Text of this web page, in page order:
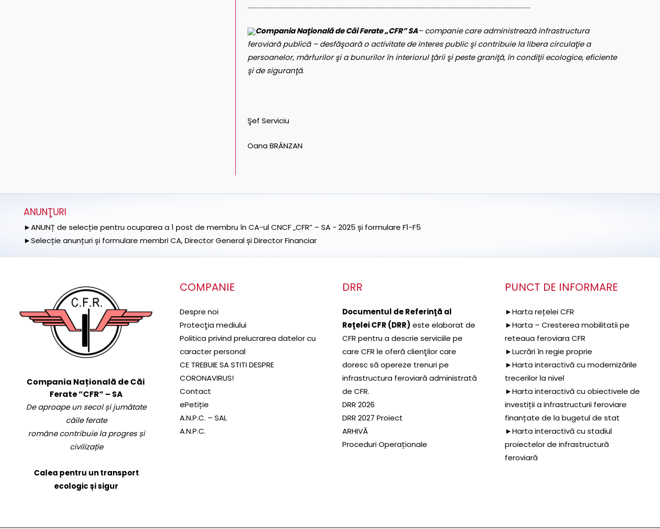
…………………………………………………………………………………………………………………………………………………………………………
Compania Naţională de Căi Ferate „CFR” SA– companie care administrează infrastructura
feroviară publică – desfăşoară o activitate de interes public şi contribuie la libera circulaţie a
persoanelor, mărfurilor şi a bunurilor în interiorul ţării şi peste graniţă, în condiţii ecologice, eficiente
şi de siguranţă.
Şef Serviciu
Oana BRÂNZAN
ANUNŢURI
►ANUNȚ de selecție pentru ocuparea a 1 post de membru în CA-ul CNCF „CFR” – SA - 2025 și formulare F1-F5
►Selecție anunțuri și formulare membri CA, Director General și Director Financiar
Compania Națională de Căi
Ferate ”CFR” – SA
De aproape un secol și jumătate
căile ferate
române contribuie la progres și
civilizație
Calea pentru un transport
ecologic și sigur
COMPANIE
Despre noi
Protecţia mediului
Politica privind prelucrarea datelor cu
caracter personal
CE TREBUIE SA STITI DESPRE
CORONAVIRUS!
Contact
ePetiție
A.N.P.C. – SAL
A.N.P.C.
DRR
Documentul de Referinţă al
Reţelei CFR (DRR) este elaborat de
CFR pentru a descrie serviciile pe
care CFR le oferă clienţilor care
doresc să opereze trenuri pe
infrastructura feroviară administrată
de CFR.
DRR 2026
DRR 2027 Proiect
ARHIVĂ
Proceduri Operaționale
PUNCT DE INFORMARE
►Harta rețelei CFR
►Harta – Cresterea mobilitatii pe
reteaua feroviara CFR
►Lucrări în regie proprie
►Harta interactivă cu modernizările
trecerilor la nivel
►Harta interactivă cu obiectivele de
investiții a infrastructurii feroviare
finanțate de la bugetul de stat
►Harta interactivă cu stadiul
proiectelor de infrastructură
feroviară